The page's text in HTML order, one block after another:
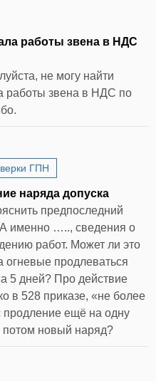
работы звена в НДС
не могу найти
работы звена в НДС по
ГПН
наряда допуска
предпоследний
именно ….., сведения о
работ. Может ли это
огневые продлеваться
5 дней? Про действие
в 528 приказе, «не более
продление ещё на одну
потом новый наряд?